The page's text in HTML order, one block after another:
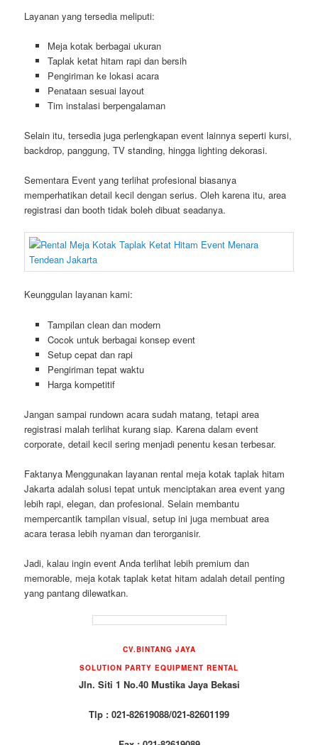
Layanan yang tersedia meliputi:
Meja kotak berbagai ukuran
Taplak ketat hitam rapi dan bersih
Pengiriman ke lokasi acara
Penataan sesuai layout
Tim instalasi berpengalaman
Selain itu, tersedia juga perlengkapan event lainnya seperti kursi,
backdrop, panggung, TV standing, hingga lighting dekorasi.
Sementara Event yang terlihat profesional biasanya
memperhatikan detail kecil dengan serius. Oleh karena itu, area
registrasi dan booth tidak boleh dibuat seadanya.
Keunggulan layanan kami:
Tampilan clean dan modern
Cocok untuk berbagai konsep event
Setup cepat dan rapi
Pengiriman tepat waktu
Harga kompetitif
Jangan sampai rundown acara sudah matang, tetapi area
registrasi malah terlihat kurang siap. Karena dalam event
corporate, detail kecil sering menjadi penentu kesan terbesar.
Faktanya Menggunakan layanan rental meja kotak taplak hitam
Jakarta adalah solusi tepat untuk menciptakan area event yang
lebih rapi, elegan, dan profesional. Selain membantu
mempercantik tampilan visual, setup ini juga membuat area
acara terasa lebih nyaman dan terorganisir.
Jadi, kalau ingin event Anda terlihat lebih premium dan
memorable, meja kotak taplak ketat hitam adalah detail penting
yang pantang dilewatkan.
CV.BINTANG JAYA
SOLUTION PARTY EQUIPMENT RENTAL
Jln. Siti 1 No.40 Mustika Jaya Bekasi
Tlp : 021-82619088/021-82601199